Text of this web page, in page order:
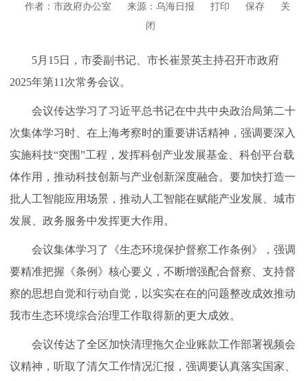
作者：市政府办公室 来源：乌海日报 打印 保存
关
闭
5月15日，市委副书记、市长崔景英主持召开市政府
2025年第11次常务会议。
会议传达学习了习近平总书记在中共中央政治局第二十
次集体学习时、在上海考察时的重要讲话精神，强调要深入
实施科技“突围”工程，发挥科创产业发展基金、科创平台载
体作用，推动科技创新与产业创新深度融合。要加快打造一
批人工智能应用场景，推动人工智能在赋能产业发展、城市
发展、政务服务中发挥更大作用。
会议集体学习了《生态环境保护督察工作条例》，强调
要精准把握《条例》核心要义，不断增强配合督察、支持督
察的思想自觉和行动自觉，以实实在在的问题整改成效推动
我市生态环境综合治理工作取得新的更大成效。
会议传达了全区加快清理拖欠企业账款工作部署视频会
议精神，听取了清欠工作情况汇报，强调要认真落实国家、